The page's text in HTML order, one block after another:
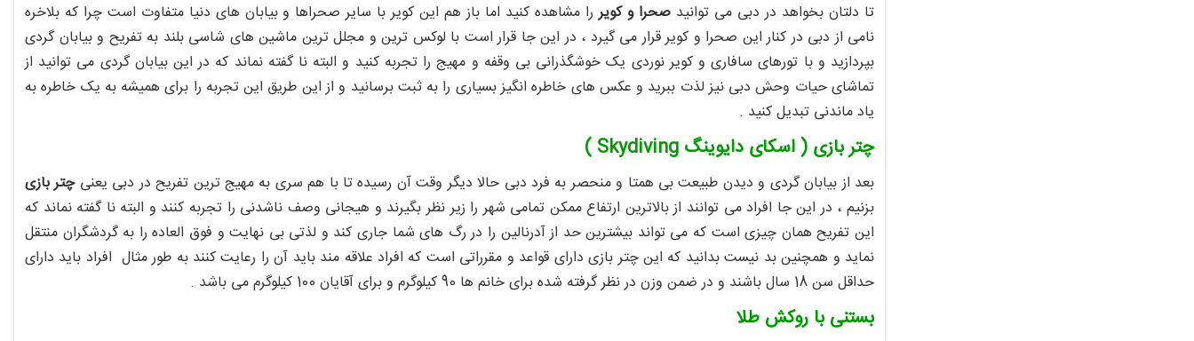
تا دلتان بخواهد در دبی می توانید صحرا و کویررا مشاهده کنید اما باز هم این کویر با سایر صحراها و بیابان های دنیا متفاوت است چرا که بلاخره
نامی از دبی در کنار این صحرا و کویر قرار می گیرد ، در این جا قرار است با لوکس ترین و مجلل ترین ماشین های شاسی بلند به تفریح و بیابان گردی
بپردازید و با تورهای سافاری و کویر نوردی یک خوشگذرانی بی وقفه و مهیج را تجربه کنید و البته نا گفته نماند که در این بیابان گردی می توانید از
تماشای حیات وحش دبی نیز لذت ببرید و عکس های خاطره انگیز بسیاری را به ثبت برسانید و از این طریق این تجربه را برای همیشه به یک خاطره به
یاد ماندنی تبدیل کنید .
چتر بازی ( اسکای دایوینگ Skydiving )
بعد از بیابان گردی و دیدن طبیعت بی همتا و منحصر به فرد دبی حالا دیگر وقت آن رسیده تا با هم سری به مهیج ترین تفریح در دبی یعنیچتر بازی
بزنیم ، در این جا افراد می توانند از بالاترین ارتفاع ممکن تمامی شهر را زیر نظر بگیرند و هیجانی وصف ناشدنی را تجربه کنند و البته نا گفته نماند که
این تفریح همان چیزی است که می تواند بیشترین حد از آدرنالین را در رگ های شما جاری کند و لذتی بی نهایت و فوق العاده را به گردشگران منتقل
نماید و همچنین بد نیست بدانید که این چتر بازی دارای قواعد و مقرراتی است که افراد علاقه مند باید آن را رعایت کنند به طور مثال افراد باید دارای
حداقل سن 18 سال باشند و در ضمن وزن در نظر گرفته شده برای خانم ها 90 کیلوگرم و برای آقایان 100 کیلوگرم می باشد .
بستنی با روکش طلا